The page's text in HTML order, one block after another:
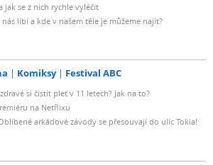
jak se z nich rychle vyléčit
líbí a kde v našem těle je můžeme najít?
Komiksy Festival ABC
si čistit pleť v 11 letech? Jak na to?
na Netflixu
arkádové závody se přesouvají do ulic Tokia!